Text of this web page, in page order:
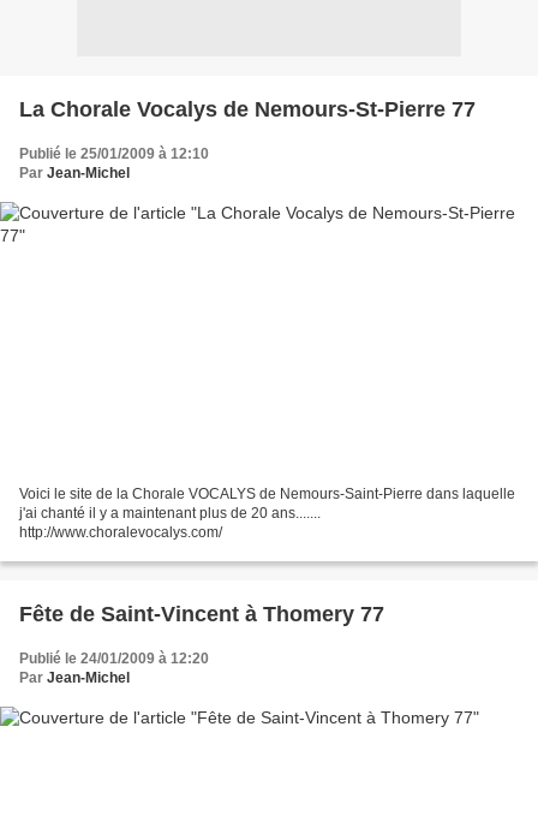
La Chorale Vocalys de Nemours-St-Pierre 77
Publié le 25/01/2009 à 12:10
Par Jean-Michel
Voici le site de la Chorale VOCALYS de Nemours-Saint-Pierre dans laquelle
j'ai chanté il y a maintenant plus de 20 ans.......
http://www.choralevocalys.com/
Fête de Saint-Vincent à Thomery 77
Publié le 24/01/2009 à 12:20
Par Jean-Michel